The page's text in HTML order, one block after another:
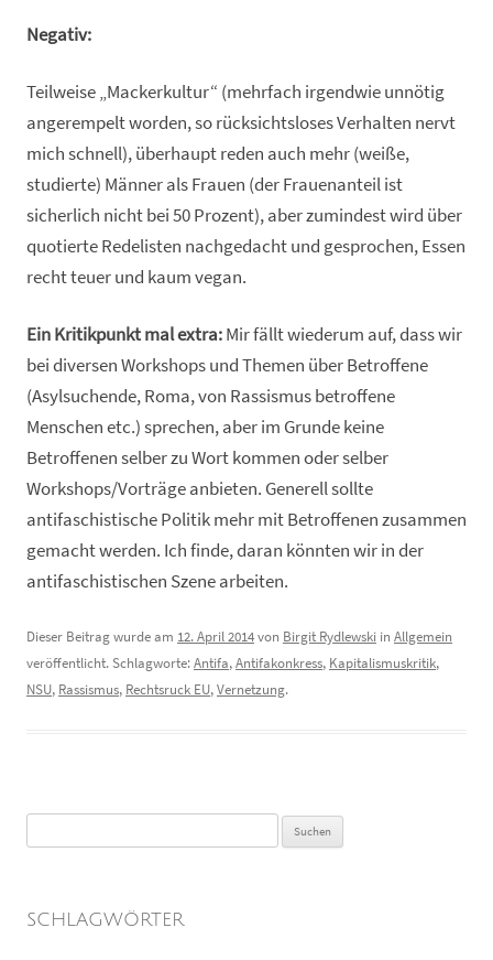
Negativ:
Teilweise „Mackerkultur“ (mehrfach irgendwie unnötig
angerempelt worden, so rücksichtsloses Verhalten nervt
mich schnell), überhaupt reden auch mehr (weiße,
studierte) Männer als Frauen (der Frauenanteil ist
sicherlich nicht bei 50 Prozent), aber zumindest wird über
quotierte Redelisten nachgedacht und gesprochen, Essen
recht teuer und kaum vegan.
Ein Kritikpunkt mal extra:Mir fällt wiederum auf, dass wir
bei diversen Workshops und Themen über Betroffene
(Asylsuchende, Roma, von Rassismus betroffene
Menschen etc.) sprechen, aber im Grunde keine
Betroffenen selber zu Wort kommen oder selber
Workshops/Vorträge anbieten. Generell sollte
antifaschistische Politik mehr mit Betroffenen zusammen
gemacht werden. Ich finde, daran könnten wir in der
antifaschistischen Szene arbeiten.
Dieser Beitrag wurde am 12. April 2014von Birgit Rydlewski in Allgemein
veröffentlicht. Schlagworte:Antifa,Antifakonkress, Kapitalismuskritik,
NSU, Rassismus, Rechtsruck EU,Vernetzung.
nach:
SCHLAGWÖRTER